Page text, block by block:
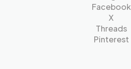
Facebook
X
Threads
Pinterest